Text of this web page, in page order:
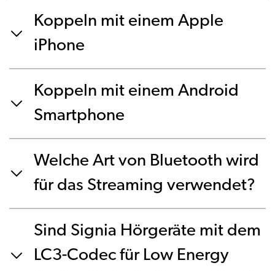
Koppeln mit einem Apple
iPhone
Koppeln mit einem Android
Smartphone
Welche Art von Bluetooth wird
für das Streaming verwendet?
Sind Signia Hörgeräte mit dem
LC3-Codec für Low Energy